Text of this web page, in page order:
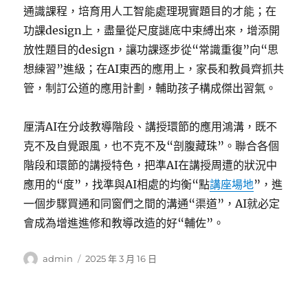
通識課程，培育用人工智能處理現實題目的才能；在
功課design上，盡量從尺度謎底中束縛出來，增添開
放性題目的design，讓功課逐步從“常識重復”向“思
想練習”進級；在AI東西的應用上，家長和教員齊抓共
管，制訂公道的應用計劃，輔助孩子構成傑出習氣。
厘清AI在分歧教導階段、講授環節的應用鴻溝，既不
克不及自覺跟風，也不克不及“剖腹藏珠”。聯合各個
階段和環節的講授特色，把準AI在講授周遭的狀況中
應用的“度”，找準與AI相處的均衡“點講座場地”，進
一個步驟買通和同窗們之間的溝通“渠道”，AI就必定
會成為增進進修和教導改造的好“輔佐”。
作
admin
發
2025 年 3 月 16 日